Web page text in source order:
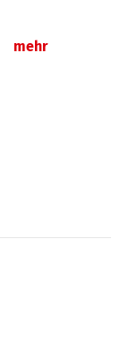
mehr